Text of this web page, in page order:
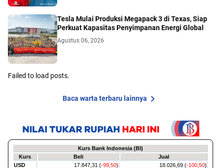
Tesla Mulai Produksi Megapack 3 di Texas, Siap
Perkuat Kapasitas Penyimpanan Energi Global
Agustus 06, 2026
Failed to load posts.
Baca warta terbaru lainnya